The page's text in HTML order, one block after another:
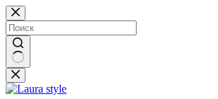
Перейти
к
сути
Ничего
не